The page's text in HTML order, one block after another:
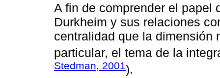
A fin de comprender el papel
Durkheim y sus relaciones
centralidad que la dimensión
particular, el tema de la
Stedman, 2001).